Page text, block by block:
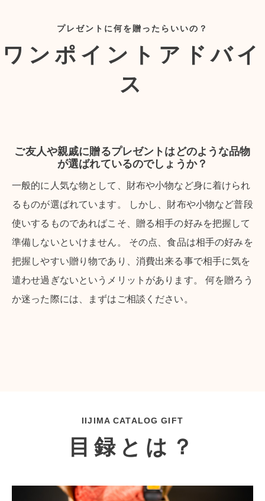
プレゼントに何を贈ったらいいの？
ワンポイントアドバイ
ス
ご友人や親戚に贈るプレゼントはどのような品物
が選ばれているのでしょうか？
一般的に人気な物として、財布や小物など身に着けられ
るものが選ばれています。 しかし、財布や小物など普段
使いするものであればこそ、贈る相手の好みを把握して
準備しないといけません。 その点、食品は相手の好みを
把握しやすい贈り物であり、消費出来る事で相手に気を
遣わせ過ぎないというメリットがあります。 何を贈ろう
か迷った際には、まずはご相談ください。
IIJIMA CATALOG GIFT
目録とは？